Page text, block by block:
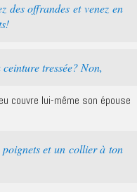
des offrandes et venez en
tressée? Non,
couvre lui-même son épouse
et un collier à ton